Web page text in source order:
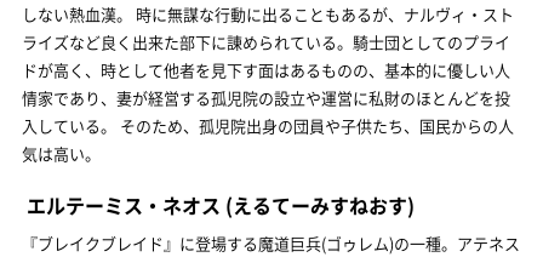
しない熱血漢。 時に無謀な行動に出ることもあるが、ナルヴィ・スト
ライズなど良く出来た部下に諌められている。騎士団としてのプライ
ドが高く、時として他者を見下す面はあるものの、基本的に優しい人
情家であり、妻が経営する孤児院の設立や運営に私財のほとんどを投
入している。 そのため、孤児院出身の団員や子供たち、国民からの人
気は高い。
エルテーミス・ネオス (えるてーみすねおす)
『ブレイクブレイド』に登場する魔道巨兵(ゴゥレム)の一種。アテネス